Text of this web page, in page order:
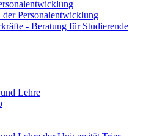
Personalentwicklung
- Beratung für Studierende
Lehre